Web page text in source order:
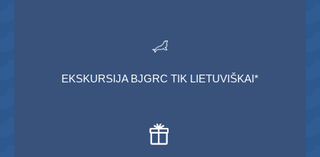
EKSKURSIJA BJGRC TIK LIETUVIŠKAI*